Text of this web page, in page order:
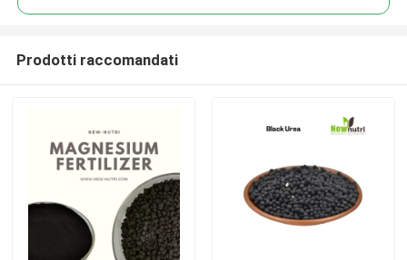
Prodotti raccomandati